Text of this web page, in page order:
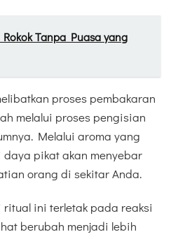
Tanpa Puasa yang
proses pembakaran
melalui proses pengisian
Melalui aroma yang
daya pikat akan menyebar
orang di sekitar Anda.
ini terletak pada reaksi
berubah menjadi lebih